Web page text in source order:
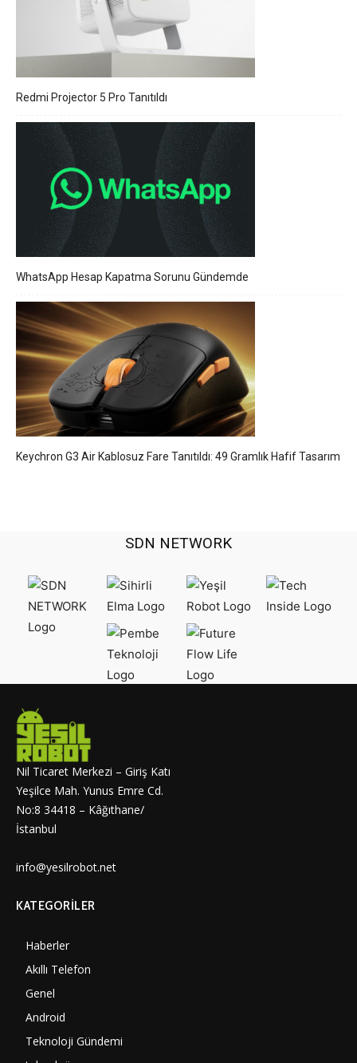
Redmi Projector 5 Pro Tanıtıldı
WhatsApp Hesap Kapatma Sorunu Gündemde
Keychron G3 Air Kablosuz Fare Tanıtıldı: 49 Gramlık Hafif Tasarım
SDN NETWORK
Nil Ticaret Merkezi – Giriş Katı
Yeşilce Mah. Yunus Emre Cd.
No:8 34418 – Kâğıthane/
İstanbul
info@yesilrobot.net
KATEGORILER
Haberler
Akıllı Telefon
Genel
Android
Teknoloji Gündemi